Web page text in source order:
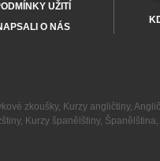
UŽITÍ
O NÁS
zkoušky, Kurzy angličtiny,
, Kurzy španělštiny, Španělština,